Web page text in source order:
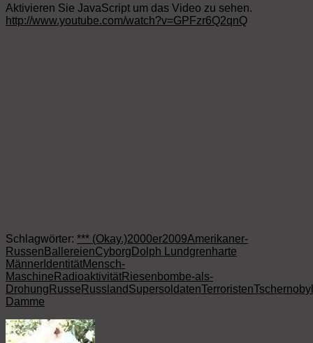
Aktivieren Sie JavaScript um das Video zu sehen.
http://www.youtube.com/watch?v=GPFzr6Q2qnQ
Schlagwörter: *** (Okay.)2000er2009Amerikaner-
Russen BallereienCyborg Dolph Lundgrenharte
Männer IdentitätMensch-
Maschine RadioaktivitätRiesenbombe-als-
Drohung Russe RusslandSupersoldatenTerroristenTschernobyl
Damme